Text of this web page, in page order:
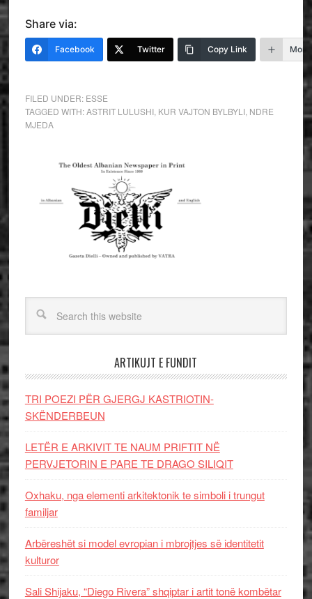
Share via:
Facebook Twitter Copy Link More
FILED UNDER: ESSE
TAGGED WITH:ASTRIT LULUSHI, KUR VAJTON BYLBYLI, NDRE
MJEDA
ARTIKUJT E FUNDIT
TRI POEZI PËR GJERGJ KASTRIOTIN-
SKËNDERBEUN
LETËR E ARKIVIT TE NAUM PRIFTIT NË
PERVJETORIN E PARE TE DRAGO SILIQIT
Oxhaku, nga elementi arkitektonik te simboli i trungut
familjar
Arbëreshët si model evropian i mbrojtjes së identitetit
kulturor
Sali Shijaku, “Diego Rivera” shqiptar i artit tonë kombëtar